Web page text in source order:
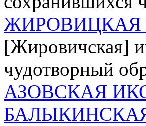
ЖИРОВИЦКАЯ
[Жировичская]
чудотворный
АЗОВСКАЯ